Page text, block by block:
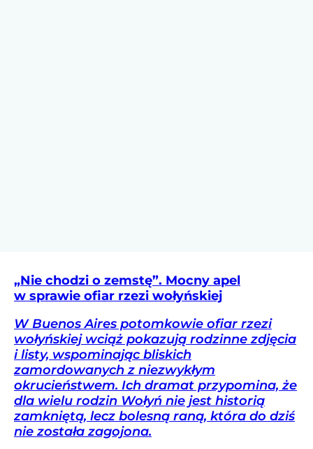
„Nie chodzi o zemstę”. Mocny apel
w sprawie ofiar rzezi wołyńskiej
W Buenos Aires potomkowie ofiar rzezi
wołyńskiej wciąż pokazują rodzinne zdjęcia
i listy, wspominając bliskich
zamordowanych z niezwykłym
okrucieństwem. Ich dramat przypomina, że
dla wielu rodzin Wołyń nie jest historią
zamkniętą, lecz bolesną raną, która do dziś
nie została zagojona.